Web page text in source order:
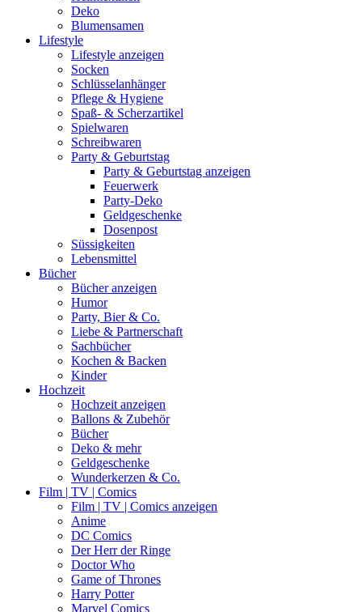
Deko
Blumensamen
Lifestyle
Lifestyle anzeigen
Socken
Schlüsselanhänger
Pflege & Hygiene
Spaß- & Scherzartikel
Spielwaren
Schreibwaren
Party & Geburtstag
Party & Geburtstag anzeigen
Feuerwerk
Party-Deko
Geldgeschenke
Dosenpost
Süssigkeiten
Lebensmittel
Bücher
Bücher anzeigen
Humor
Party, Bier & Co.
Liebe & Partnerschaft
Sachbücher
Kochen & Backen
Kinder
Hochzeit
Hochzeit anzeigen
Ballons & Zubehör
Bücher
Deko & mehr
Geldgeschenke
Wunderkerzen & Co.
Film | TV | Comics
Film | TV | Comics anzeigen
Anime
DC Comics
Der Herr der Ringe
Doctor Who
Game of Thrones
Harry Potter
Marvel Comics